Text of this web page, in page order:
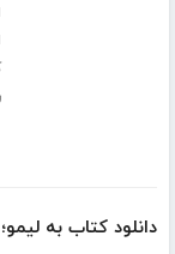
دانلود کتاب به